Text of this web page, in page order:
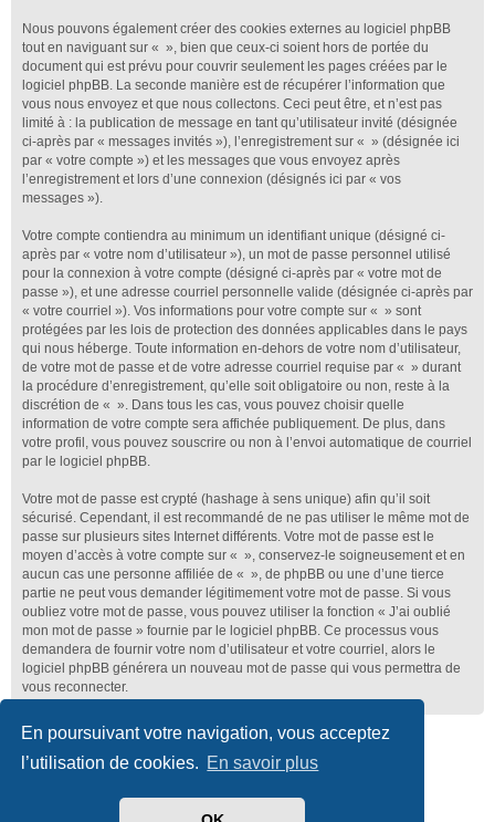
En poursuivant votre navigation, vous acceptez
l’utilisation de cookies. En savoir plus
Nous pouvons également créer des cookies externes au logiciel phpBB
tout en naviguant sur « », bien que ceux-ci soient hors de portée du
document qui est prévu pour couvrir seulement les pages créées par le
logiciel phpBB. La seconde manière est de récupérer l’information que
vous nous envoyez et que nous collectons. Ceci peut être, et n’est pas
limité à : la publication de message en tant qu’utilisateur invité (désignée
ci-après par « messages invités »), l’enregistrement sur « » (désignée ici
par « votre compte ») et les messages que vous envoyez après
l’enregistrement et lors d’une connexion (désignés ici par « vos
messages »).
Votre compte contiendra au minimum un identifiant unique (désigné ci-
après par « votre nom d’utilisateur »), un mot de passe personnel utilisé
pour la connexion à votre compte (désigné ci-après par « votre mot de
passe »), et une adresse courriel personnelle valide (désignée ci-après par
« votre courriel »). Vos informations pour votre compte sur « » sont
protégées par les lois de protection des données applicables dans le pays
qui nous héberge. Toute information en-dehors de votre nom d’utilisateur,
de votre mot de passe et de votre adresse courriel requise par « » durant
la procédure d’enregistrement, qu’elle soit obligatoire ou non, reste à la
discrétion de « ». Dans tous les cas, vous pouvez choisir quelle
information de votre compte sera affichée publiquement. De plus, dans
votre profil, vous pouvez souscrire ou non à l’envoi automatique de courriel
par le logiciel phpBB.
Votre mot de passe est crypté (hashage à sens unique) afin qu’il soit
sécurisé. Cependant, il est recommandé de ne pas utiliser le même mot de
passe sur plusieurs sites Internet différents. Votre mot de passe est le
moyen d’accès à votre compte sur « », conservez-le soigneusement et en
aucun cas une personne affiliée de « », de phpBB ou une d’une tierce
partie ne peut vous demander légitimement votre mot de passe. Si vous
oubliez votre mot de passe, vous pouvez utiliser la fonction « J’ai oublié
mon mot de passe » fournie par le logiciel phpBB. Ce processus vous
demandera de fournir votre nom d’utilisateur et votre courriel, alors le
logiciel phpBB générera un nouveau mot de passe qui vous permettra de
vous reconnecter.